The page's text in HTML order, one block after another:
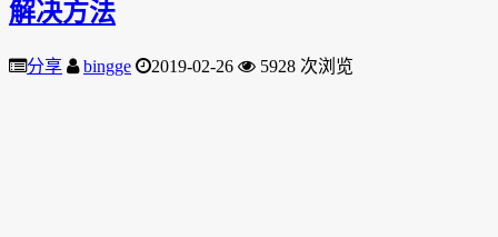
解决方法
分享 bingge 2019-02-26 5928 次浏览